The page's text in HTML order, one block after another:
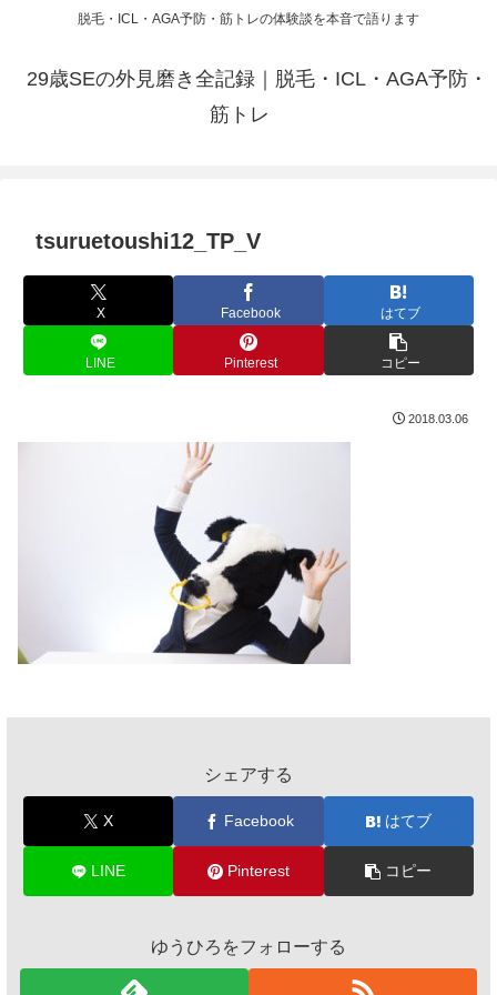
脱毛・ICL・AGA予防・筋トレの体験談を本音で語ります
29歳SEの外見磨き全記録｜脱毛・ICL・AGA予防・
筋トレ
tsuruetoushi12_TP_V
X Facebook はてブ
LINE Pinterest コピー
2018.03.06
シェアする
X Facebook はてブ
LINE Pinterest コピー
ゆうひろをフォローする